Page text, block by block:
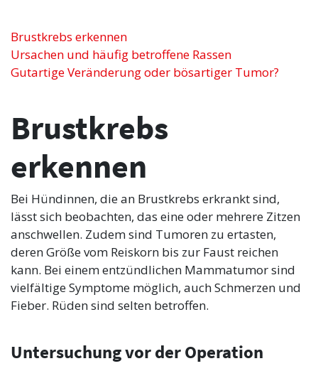
Brustkrebs erkennen
Ursachen und häufig betroffene Rassen
Gutartige Veränderung oder bösartiger Tumor?
Brustkrebs
erkennen
Bei Hündinnen, die an Brustkrebs erkrankt sind,
lässt sich beobachten, das eine oder mehrere Zitzen
anschwellen. Zudem sind Tumoren zu ertasten,
deren Größe vom Reiskorn bis zur Faust reichen
kann. Bei einem entzündlichen Mammatumor sind
vielfältige Symptome möglich, auch Schmerzen und
Fieber. Rüden sind selten betroffen.
Untersuchung vor der Operation